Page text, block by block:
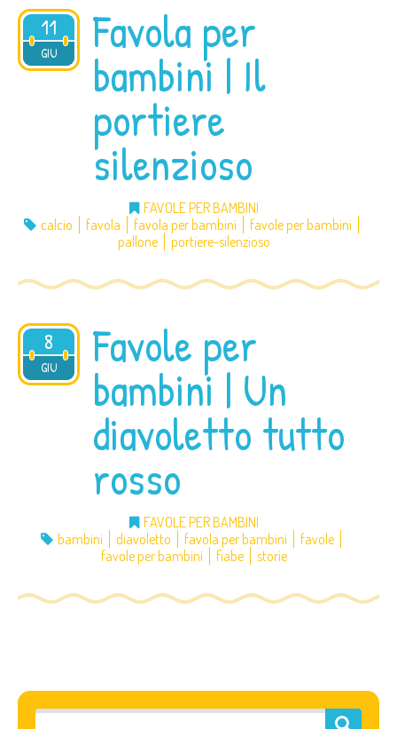
11
GIU
2012 Favola per
bambini | Il
portiere
silenzioso
FAVOLE PER BAMBINI
calcio
favola favola per bambini
favole per bambini
pallone
portiere-silenzioso
8
GIU
2012 Favole per
bambini | Un
diavoletto tutto
rosso
FAVOLE PER BAMBINI
bambini
diavoletto favola per bambini
favole
favole per bambini
fiabe storie